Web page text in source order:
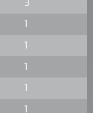
3
1
1
1
1
1